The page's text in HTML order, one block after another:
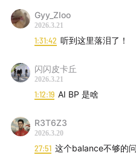
47:18 AI 效能中心：一个 04
流改造
IM 自身也会收缩
Cherry Studio 下一站
running agent
1:01:36OpenClaw 到底是炒
Gyy_ZIoo
2026.3.21
1:31:42 听到这里落泪了！
闪闪皮卡丘
2026.3.21
1:12:19 AI BP 是啥
R3T6Z3
2026.3.20
27:51 这个balance不够的